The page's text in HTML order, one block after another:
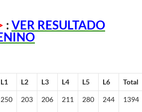
: VER RESULTADO
L1 L2 L3 L4 L5 L6 Total
250 203 206 211 280 244 1394